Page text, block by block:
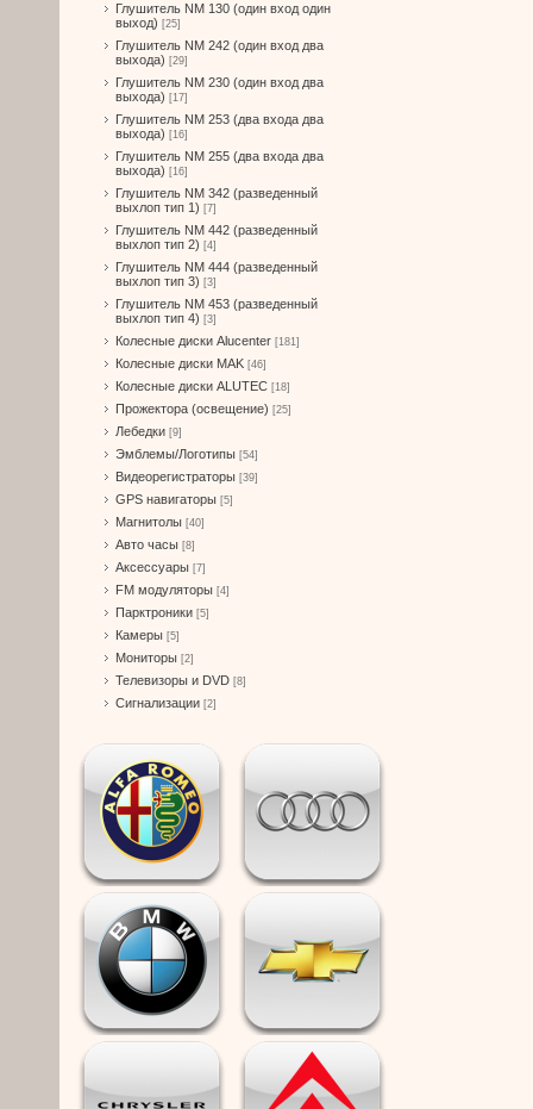
Глушитель NM 130 (один вход один
выход) [25]
Глушитель NM 242 (один вход два
выхода) [29]
Глушитель NM 230 (один вход два
выхода) [17]
Глушитель NM 253 (два входа два
выхода) [16]
Глушитель NM 255 (два входа два
выхода) [16]
Глушитель NM 342 (разведенный
выхлоп тип 1) [7]
Глушитель NM 442 (разведенный
выхлоп тип 2) [4]
Глушитель NM 444 (разведенный
выхлоп тип 3) [3]
Глушитель NM 453 (разведенный
выхлоп тип 4) [3]
Колесные диски Alucenter [181]
Колесные диски MAK [46]
Колесные диски ALUTEC [18]
Прожектора (освещение) [25]
Лебедки [9]
Эмблемы/Логотипы [54]
Видеорегистраторы [39]
GPS навигаторы [5]
Магнитолы [40]
Авто часы [8]
Аксессуары [7]
FM модуляторы [4]
Парктроники [5]
Камеры [5]
Мониторы [2]
Телевизоры и DVD [8]
Сигнализации [2]